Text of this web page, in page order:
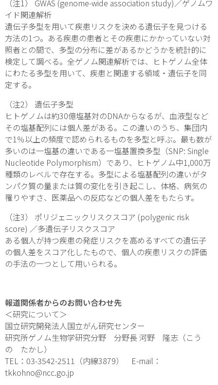
（注1） GWAS (genome-wide association study)／ゲノムワ
イド関連解析
遺伝子多型を用いて疾患リスクを決める遺伝子を見つける
方法の1つ。ある疾患の患者とその疾患にかかっていない対
照者との間で、多型の分布に差があるかどうかを統計的に
検定して調べる。全ゲノム関連解析では、ヒトゲノム全体
にわたる多型を用いて、疾患と関連する領域・遺伝子を同
定する。
（注2） 遺伝子多型
ヒトゲノムは約30億塩基対のDNAからなるが、血液型など
その塩基配列には個人差がある。この違いのうち、集団内
で1％以上の頻度で認められるものを多型と呼ぶ。最も数が
多いのは一塩基の違いである一塩基置換多型（SNP: Single
Nucleotide Polymorphism）であり、ヒトゲノム中1,000万
種類のレベルで存在する。多型による塩基配列の違いがタ
ンパク質の量または質の変化を引き起こし、体格、病気の
罹りやすさ、医薬品への反応などの個人差をもたらす。
（注3） ポリジェニックリスクスコア (polygenic risk
score) ／多遺伝子リスクスコア
ある個人が持つ疾患の発症リスクを高めるすべての遺伝子
の個人差をスコア化したもので、個人の疾患リスクの評価
の手法の一つとして用いられる。
報道関係者からのお問い合わせ先
＜研究について＞
国立研究開発法人国立がん研究センター
研究所ゲノム生物学研究分野 分野長 河野 隆志（こう
の たかし）
TEL：03-3542-2511（内線3879） E-mail：
tkkohno@ncc.go.jp